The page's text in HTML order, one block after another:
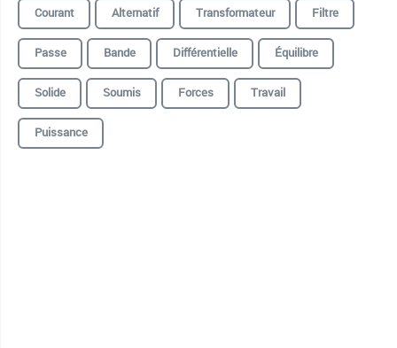
Courant
Alternatif Transformateur
Filtre
Passe
Bande Différentielle
Équilibre
Solide
Soumis Forces
Travail
Puissance